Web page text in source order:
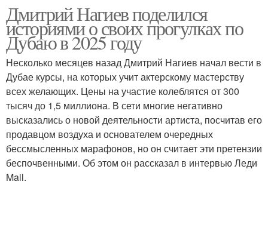
Дмитрий Нагиев поделился
историями о своих прогулках по
Дубаю в 2025 году
Несколько месяцев назад Дмитрий Нагиев начал вести в
Дубае курсы, на которых учит актерскому мастерству
всех желающих. Цены на участие колеблятся от 300
тысяч до 1,5 миллиона. В сети многие негативно
высказались о новой деятельности артиста, посчитав его
продавцом воздуха и основателем очередных
бессмысленных марафонов, но он считает эти претензии
беспочвенными. Об этом он рассказал в интервью Леди
Mail.